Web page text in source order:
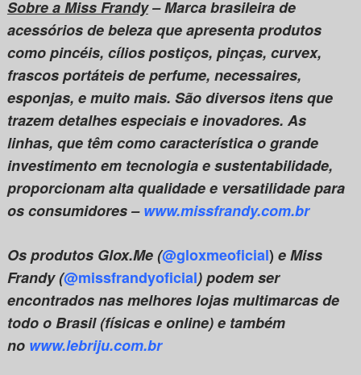
Sobre a Miss Frandy–Marca brasileira de
acessórios de beleza que apresenta produtos
como pincéis, cílios postiços, pinças, curvex,
frascos portáteis de perfume, necessaires,
esponjas, e muito mais. São diversos itens que
trazem detalhes especiais e inovadores. As
linhas, que têm como característica o grande
investimento em tecnologia e sustentabilidade,
proporcionam alta qualidade e versatilidade para
os consumidores –www.missfrandy.com.br
Os produtos Glox.Me (@gloxmeoficial) e Miss
Frandy (@missfrandyoficial) podem ser
encontrados nas melhores lojas multimarcas de
todo o Brasil (físicas e online) e também
no www.lebriju.com.br